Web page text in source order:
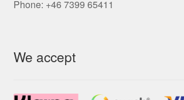
Phone: +46 7399 65411
We accept